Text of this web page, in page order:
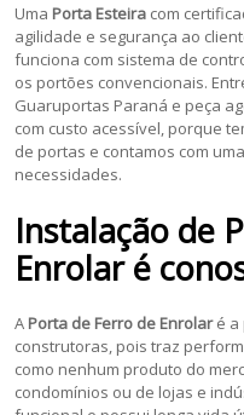
Uma Porta Esteira com
agilidade e segurança ao
funciona com sistema de
os portões convencionais.
Guaruportas Paraná e peça
com custo acessível, porque
de portas e contamos com
necessidades.
Instalação de
Enrolar é
A Porta de Ferro de Enrolaré
construtoras, pois traz
como nenhum produto do
condomínios ou de lojas e